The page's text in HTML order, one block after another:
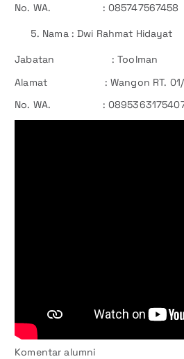
No. WA. : 085747567458
Nama : Dwi Rahmat Hidayat
Jabatan : Toolman
Alamat : Wangon RT. 01/02
No. WA. :
Komentar alumni